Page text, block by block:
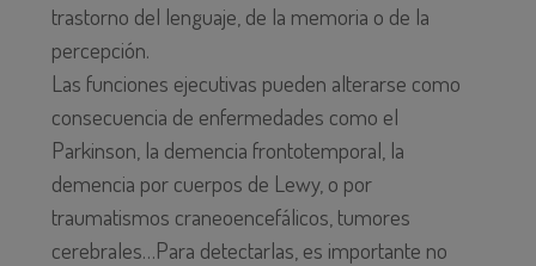
trastorno del lenguaje, de la memoria o de la
percepción.
Las funciones ejecutivas pueden alterarse como
consecuencia de enfermedades como el
Parkinson, la demencia frontotemporal, la
demencia por cuerpos de Lewy, o por
traumatismos craneoencefálicos, tumores
cerebrales…Para detectarlas, es importante no